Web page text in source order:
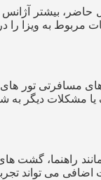
حاضر، بیشتر
به ویزا را
مسافرتی تور های
یا مشکلات دیگر
راهنما، گشت‌
اضافی می‌ تواند